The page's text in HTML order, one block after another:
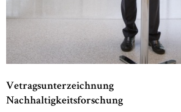
Vetragsunterzeichnung
Nachhaltigkeitsforschung